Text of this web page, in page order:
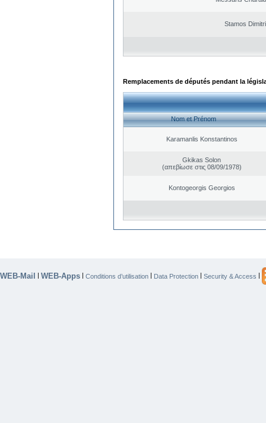
Stamos
Remplacements de députés pendant la
Nom et Prénom
Karamanlis Konstantinos
Gkikas Solon
(απεβίωσε στις 08/09/1978)
Kontogeorgis Georgios
WEB-Mail | WEB-Apps | Conditions d’utilisation | Data Protection | Security & Access |